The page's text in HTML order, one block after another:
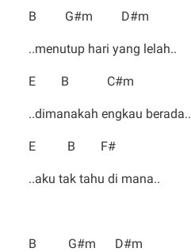
B G#m D#m
..menutup hari yang lelah..
E B C#m
..dimanakah engkau berada..
E B F#
..aku tak tahu di mana..
B G#m D#m